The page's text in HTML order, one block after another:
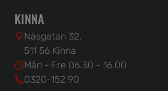
KINNA
Näsgatan 32,
511 56 Kinna
Mån - Fre 06.30 - 16.00
0320-152 90